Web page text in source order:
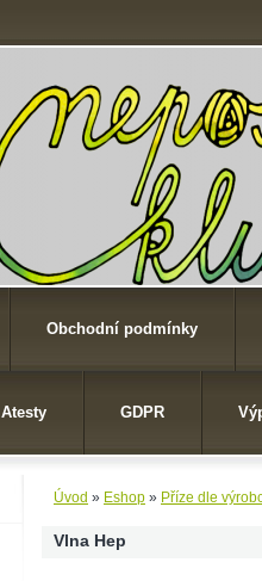
Obchodní podmínky
Atesty GDPR
Úvod » Eshop » Příze dle
Vlna Hep